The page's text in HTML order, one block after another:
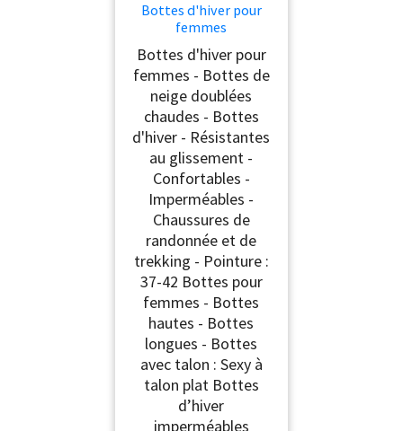
Bottes d'hiver pour
femmes
imperméables
antidérapantes,
bottes de neige
classiques à bout rond
avec doublure chaude,
chaussures de neige
pour la randonnée,
bottes de neige
fourrées, bottes de
neige
Bottes d'hiver pour
femmes - Bottes de
neige doublées
chaudes - Bottes
d'hiver - Résistantes
au glissement -
Confortables -
Imperméables -
Chaussures de
randonnée et de
trekking - Pointure :
37-42 Bottes pour
femmes - Bottes
hautes - Bottes
longues - Bottes
avec talon : Sexy à
talon plat Bottes
d’hiver
imperméables